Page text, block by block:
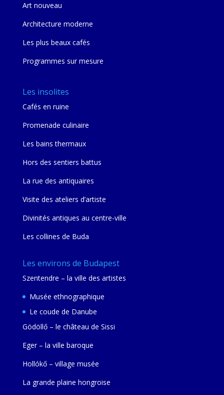
Art nouveau
Architecture moderne
Les plus beaux cafés
Programmes sur mesure
Les insolites
Cafés en ruine
Promenade culinaire
Les bains thermaux
Hors des sentiers battus
La rue des antiquaires
Visite des ateliers d’artiste
Divinités antiques au centre-ville
Les collines de Buda
Les environs de Budapest
Szentendre – la ville des artistes
Musée ethnographique
Le coude de Danube
Gödöllő – le château de Sissi
Eger – la ville baroque
Hollókő – village musée
La grande plaine hongroise